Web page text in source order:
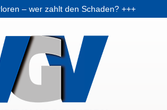
– wer zahlt den Schaden? +++